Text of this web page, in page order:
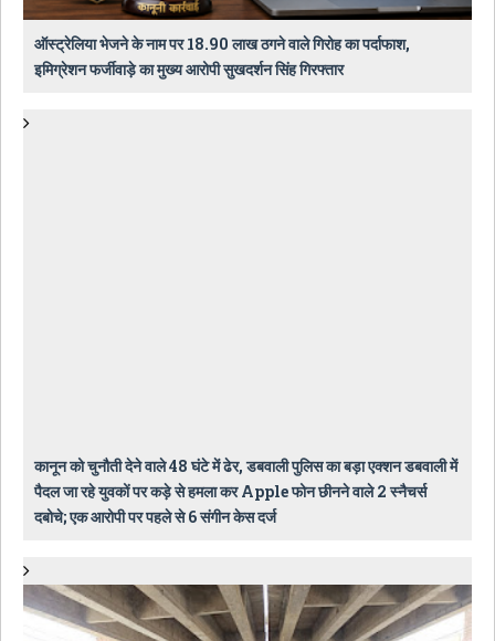
ऑस्ट्रेलिया भेजने के नाम पर 18.90 लाख ठगने वाले गिरोह का पर्दाफाश,
इमिग्रेशन फर्जीवाड़े का मुख्य आरोपी सुखदर्शन सिंह गिरफ्तार
कानून को चुनौती देने वाले 48 घंटे में ढेर, डबवाली पुलिस का बड़ा एक्शन डबवाली में
पैदल जा रहे युवकों पर कड़े से हमला कर Apple फोन छीनने वाले 2 स्नैचर्स
दबोचे; एक आरोपी पर पहले से 6 संगीन केस दर्ज